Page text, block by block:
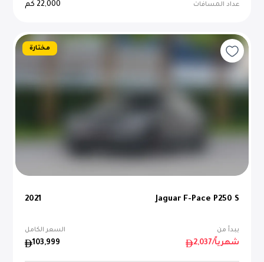
عداد المسافات 22,000 كم
مختارة
Jaguar F-Pace P250 S
2021
يبدأ من السعر الكامل
2,037 /شهرياً 103,999